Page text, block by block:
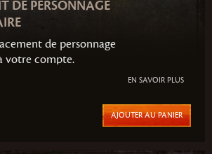
DE PERSONNAGE
de personnage
votre compte.
EN SAVOIR PLUS
AJOUTER AU PANIER